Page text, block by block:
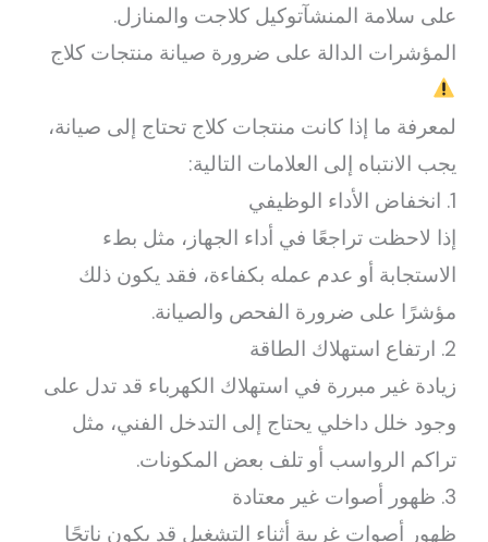
على سلامة المنشآتوكيل كلاجت والمنازل.
المؤشرات الدالة على ضرورة صيانة منتجات كلاج
لمعرفة ما إذا كانت منتجات كلاج تحتاج إلى صيانة،
يجب الانتباه إلى العلامات التالية:
1. انخفاض الأداء الوظيفي
إذا لاحظت تراجعًا في أداء الجهاز، مثل بطء
الاستجابة أو عدم عمله بكفاءة، فقد يكون ذلك
مؤشرًا على ضرورة الفحص والصيانة.
2. ارتفاع استهلاك الطاقة
زيادة غير مبررة في استهلاك الكهرباء قد تدل على
وجود خلل داخلي يحتاج إلى التدخل الفني، مثل
تراكم الرواسب أو تلف بعض المكونات.
3. ظهور أصوات غير معتادة
ظهور أصوات غريبة أثناء التشغيل قد يكون ناتجًا